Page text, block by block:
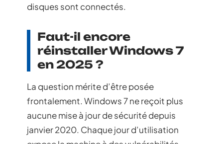
disques sont connectés.
Faut-il encore
réinstaller Windows 7
en 2025 ?
La question mérite d’être posée
frontalement. Windows 7 ne reçoit plus
aucune mise à jour de sécurité depuis
janvier 2020. Chaque jour d’utilisation